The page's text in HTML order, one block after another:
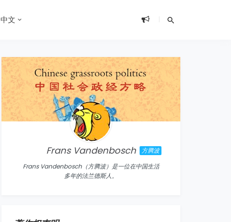
中文
Frans Vandenbosch
方腾波
Frans Vandenbosch（方腾波）是一位在中国生活
多年的法兰德斯人。